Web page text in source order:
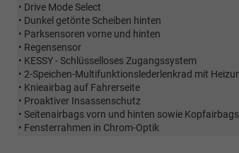
• Drive Mode Select
• Dunkel getönte Scheiben hinten
• Parksensoren vorne und hinten
• Regensensor
• KESSY - Schlüsselloses Zugangssystem
• 2-Speichen-Multifunktionslederlenkrad mit
• Knieairbag auf Fahrerseite
• Proaktiver Insassenschutz
• Seitenairbags vorn und hinten sowie Kopfairbags
• Fensterrahmen in Chrom-Optik